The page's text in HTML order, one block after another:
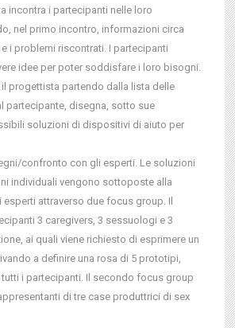
incontra i partecipanti nelle loro
nel primo incontro, informazioni circa
e i problemi riscontrati. I partecipanti
idee per poter soddisfare i loro bisogni.
progettista partendo dalla lista delle
partecipante, disegna, sotto sue
soluzioni di dispositivi di aiuto per
confronto con gli esperti. Le soluzioni
individuali vengono sottoposte alla
attraverso due focus group. Il
3 caregivers, 3 sessuologi e 3
ai quali viene richiesto di esprimere un
a definire una rosa di 5 prototipi,
i partecipanti. Il secondo focus group
di tre case produttrici di sex